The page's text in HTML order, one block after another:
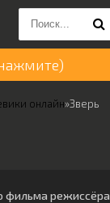
онлайн»Зверь
фильма режиссёра